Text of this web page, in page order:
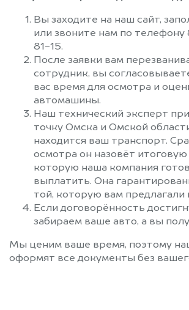
Вы заходите на наш сайт,
или звоните нам по
81-15.
После заявки вам
сотрудник, вы
вас время для осмотра и
автомашины.
Наш технический эксперт
точку Омска и Омской
находится ваш транспорт.
осмотра он назовёт итоговую
которую наша компания
выплатить. Она
той, которую вам
Если договорённость
забираем ваше авто, а вы
Мы ценим ваше время, поэтому
оформят все документы без